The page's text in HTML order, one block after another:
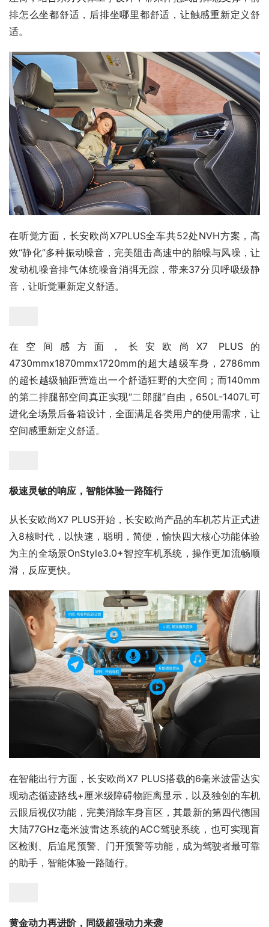
排怎么坐都舒适，后排坐哪里都舒适，让触感重新定义舒
适。
在听觉方面，长安欧尚X7PLUS全车共52处NVH方案，高
效“静化”多种振动噪音，完美阻击高速中的胎噪与风噪，让
发动机噪音排气体统噪音消弭无踪，带来37分贝呼吸级静
音，让听觉重新定义舒适。
在空间感方面，长安欧尚X7 PLUS的
4730mmx1870mmx1720mm的超大越级车身，2786mm
的超长越级轴距营造出一个舒适狂野的大空间；而140mm
的第二排腿部空间真正实现“二郎腿”自由，650L-1407L可
进化全场景后备箱设计，全面满足各类用户的使用需求，让
空间感重新定义舒适。
极速灵敏的响应，智能体验一路随行
从长安欧尚X7 PLUS开始，长安欧尚产品的车机芯片正式进
入8核时代，以快速，聪明，简便，愉快四大核心功能体验
为主的全场景OnStyle3.0+智控车机系统，操作更加流畅顺
滑，反应更快。
在智能出行方面，长安欧尚X7 PLUS搭载的6毫米波雷达实
现动态循迹路线+厘米级障碍物距离显示，以及独创的车机
云眼后视仪功能，完美消除车身盲区，其最新的第四代德国
大陆77GHz毫米波雷达系统的ACC驾驶系统，也可实现盲
区检测、后追尾预警、门开预警等功能，成为驾驶者最可靠
的助手，智能体验一路随行。
黄金动力再进阶，同级超强动力来袭